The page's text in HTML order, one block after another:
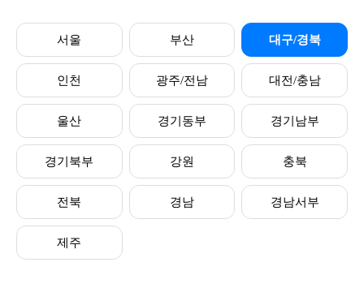
서울 부산 대구/경북
인천 광주/전남 대전/충남
울산 경기동부 경기남부
경기북부 강원 충북
전북 경남 경남서부
제주